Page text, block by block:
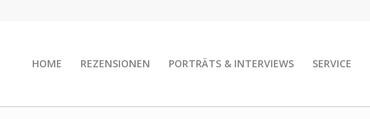
HOME REZENSIONEN PORTRÄTS & INTERVIEWS SERVICE